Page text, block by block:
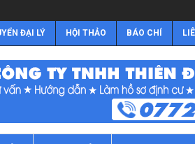
ĐẠI LÝ HỘI THẢO BÁO CHÍ